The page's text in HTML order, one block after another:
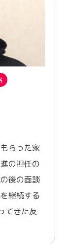
らった家
の担任の
後の面談
継続する
てきた友